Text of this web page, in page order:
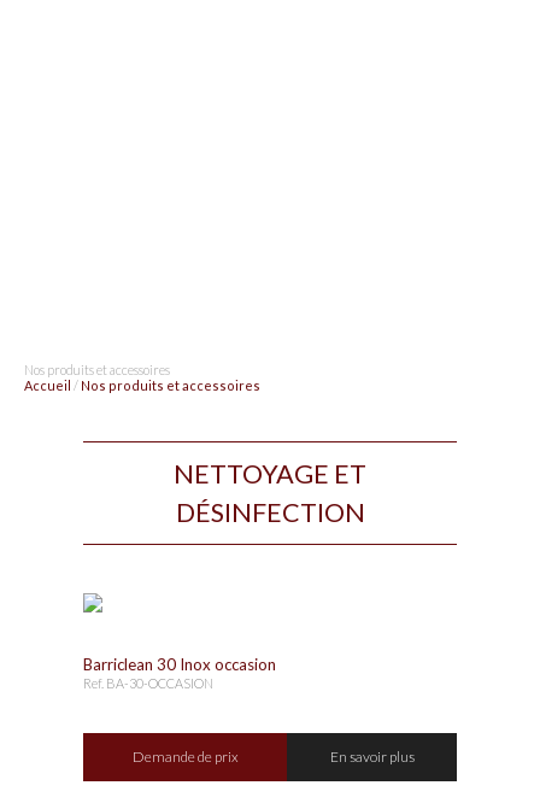
Nos produits et accessoires
Accueil / Nos produits et accessoires
NETTOYAGE ET
DÉSINFECTION
Barriclean 30 Inox occasion
Ref. BA-30-OCCASION
Demande de prix En savoir plus